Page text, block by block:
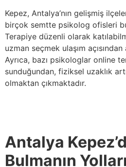
Kepez, Antalya’nın gelişmiş
birçok semtte psikolog ofisleri
Terapiye düzenli olarak
uzman seçmek ulaşım
Ayrıca, bazı psikologlar online
sunduğundan, fiziksel uzaklık
olmaktan çıkmaktadır.
Antalya
Bulmanın Yolları